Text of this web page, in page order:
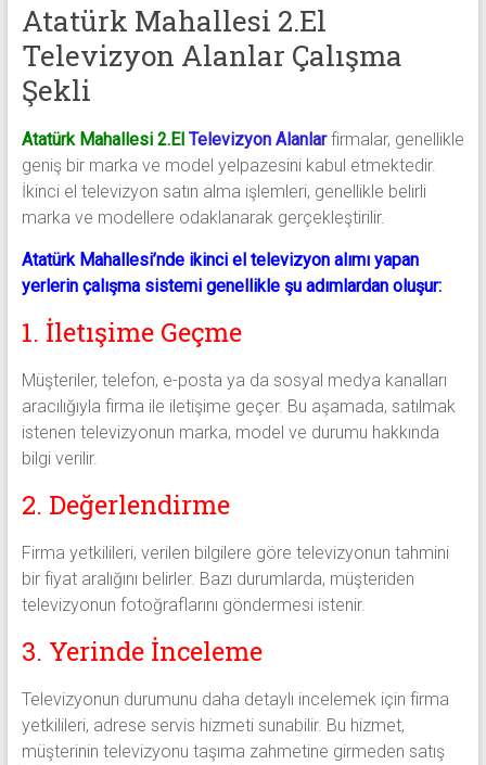
Atatürk Mahallesi 2.El
Televizyon Alanlar Çalışma
Şekli
Atatürk Mahallesi 2.El Televizyon Alanlarfirmalar, genellikle
geniş bir marka ve model yelpazesini kabul etmektedir.
İkinci el televizyon satın alma işlemleri, genellikle belirli
marka ve modellere odaklanarak gerçekleştirilir.
Atatürk Mahallesi’nde ikinci el televizyon alımı yapan
yerlerin çalışma sistemi genellikle şu adımlardan oluşur:
1. İletışime Geçme
Müşteriler, telefon, e-posta ya da sosyal medya kanalları
aracılığıyla firma ile iletişime geçer. Bu aşamada, satılmak
istenen televizyonun marka, model ve durumu hakkında
bilgi verilir.
2. Değerlendirme
Firma yetkilileri, verilen bilgilere göre televizyonun tahmini
bir fiyat aralığını belirler. Bazı durumlarda, müşteriden
televizyonun fotoğraflarını göndermesi istenir.
3. Yerinde İnceleme
Televizyonun durumunu daha detaylı incelemek için firma
yetkilileri, adrese servis hizmeti sunabilir. Bu hizmet,
müşterinin televizyonu taşıma zahmetine girmeden satış